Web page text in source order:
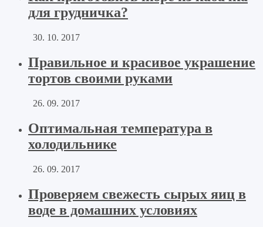
для грудничка?
30. 10. 2017
Правильное и красивое украшение
тортов своими руками
26. 09. 2017
Оптимальная температура в
холодильнике
26. 09. 2017
Проверяем свежесть сырых яиц в
воде в домашних условиях